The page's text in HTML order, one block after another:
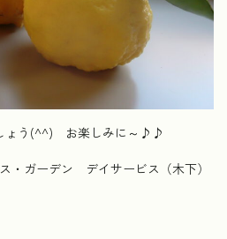
ょう(^^) お楽しみに～♪♪
・ガーデン デイサービス（木下）